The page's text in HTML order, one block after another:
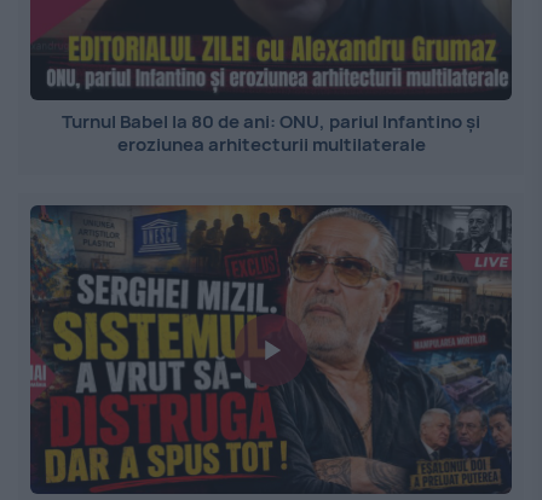
Turnul Babel la 80 de ani: ONU, pariul Infantino și
eroziunea arhitecturii multilaterale